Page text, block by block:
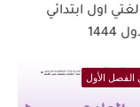
اول ابتدائي
الفصل الأول